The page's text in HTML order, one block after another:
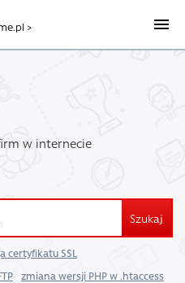
>
w internecie
Szukaj
certyfikatu SSL
zmiana wersji PHP w .htaccess